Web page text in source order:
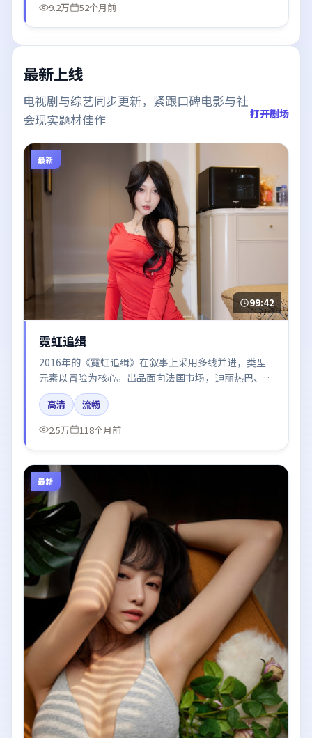
9.2万 52个月前
最新上线
电视剧与综艺同步更新，紧跟口碑电影与社
会现实题材佳作
打开剧场
最新
99:42
霓虹追缉
2016年的《霓虹追缉》在叙事上采用多线并进，类型
元素以冒险为核心。出品面向法国市场，迪丽热巴、周
迅、木村拓哉所饰角色推动关键反转，结尾留白引发讨
论。
高清
流畅
2.5万
118个月前
最新